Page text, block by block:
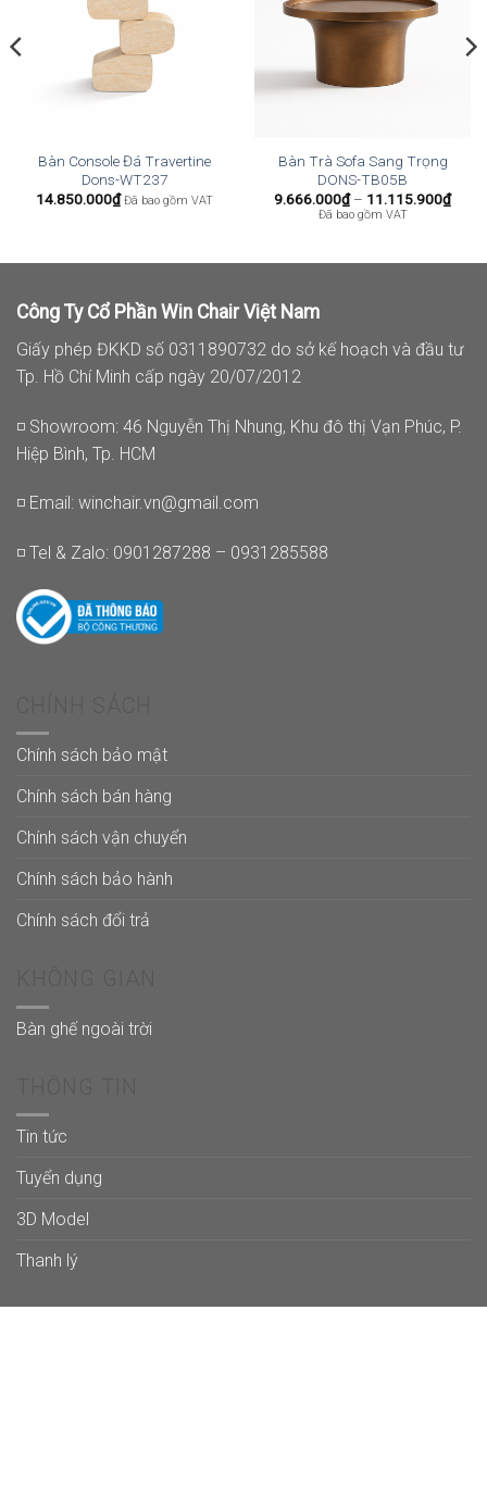
Bàn Console Đá Travertine
Dons-WT237
14.850.000₫ Đã bao gồm VAT
Bàn Trà Sofa Sang Trọng
DONS-TB05B
9.666.000₫ – 11.115.900₫
giá:
Đã bao gồm VAT
Công Ty Cổ Phần Win Chair Việt Nam
Giấy phép ĐKKD số 0311890732 do sở kế hoạch và đầu tư
Tp. Hồ Chí Minh cấp ngày 20/07/2012
◽ Showroom: 46 Nguyễn Thị Nhung, Khu đô thị Vạn Phúc, P.
Hiệp Bình, Tp. HCM
◽ Email: winchair.vn@gmail.com
◽ Tel & Zalo: 0901287288 – 0931285588
Chính sách bảo mật
Chính sách bán hàng
Chính sách vận chuyển
Chính sách bảo hành
Chính sách đổi trả
Bàn ghế ngoài trời
Tin tức
Tuyển dụng
3D Model
Thanh lý